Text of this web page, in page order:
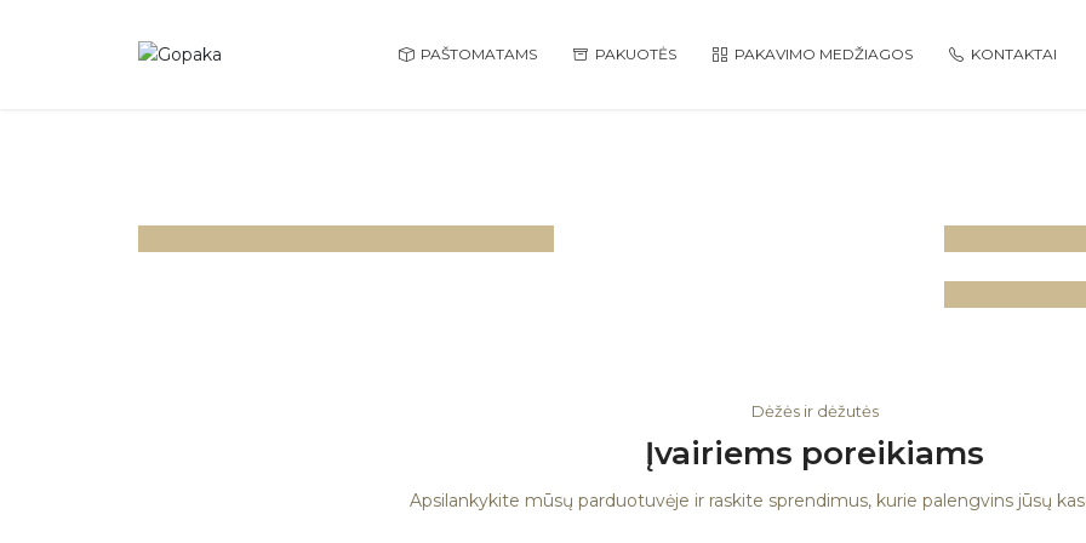
PAŠTOMATAMS PAKUOTĖS PAKAVIMO MEDŽIAGOS KONTAKTAI
Dėžės ir dėžutės
Įvairiems poreikiams
Apsilankykite mūsų parduotuvėje ir raskite sprendimus, kurie palengvins jūsų